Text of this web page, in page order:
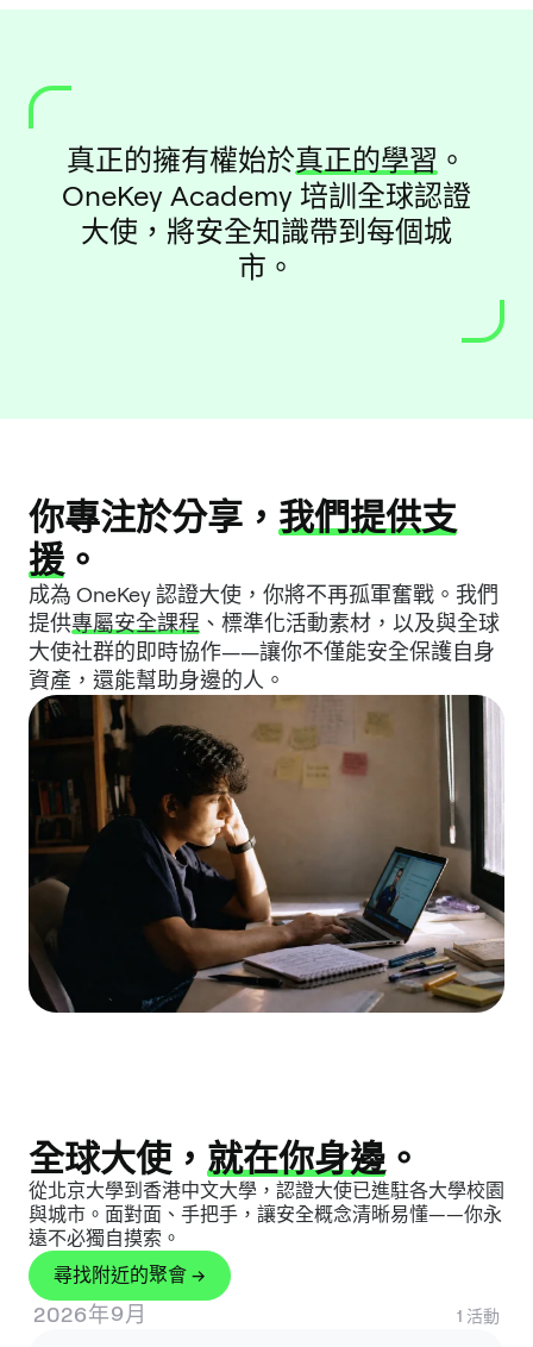
真正的擁有權始於真正的學習 。
OneKey Academy 培訓全球認證
大使，將安全知識帶到每個城
市。
你專注於分享， 我們提供支
援 。
成為 OneKey 認證大使，你將不再孤軍奮戰。我們
提供專屬安全課程 、標準化活動素材，以及與全球
大使社群的即時協作——讓你不僅能安全保護自身
資產，還能幫助身邊的人。
全球大使， 就在你身邊 。
從北京大學到香港中文大學，認證大使已進駐各大學校園
與城市。面對面、手把手，讓安全概念清晰易懂——你永
遠不必獨自摸索。
尋找附近的聚會 →
2026年9月 1 活動